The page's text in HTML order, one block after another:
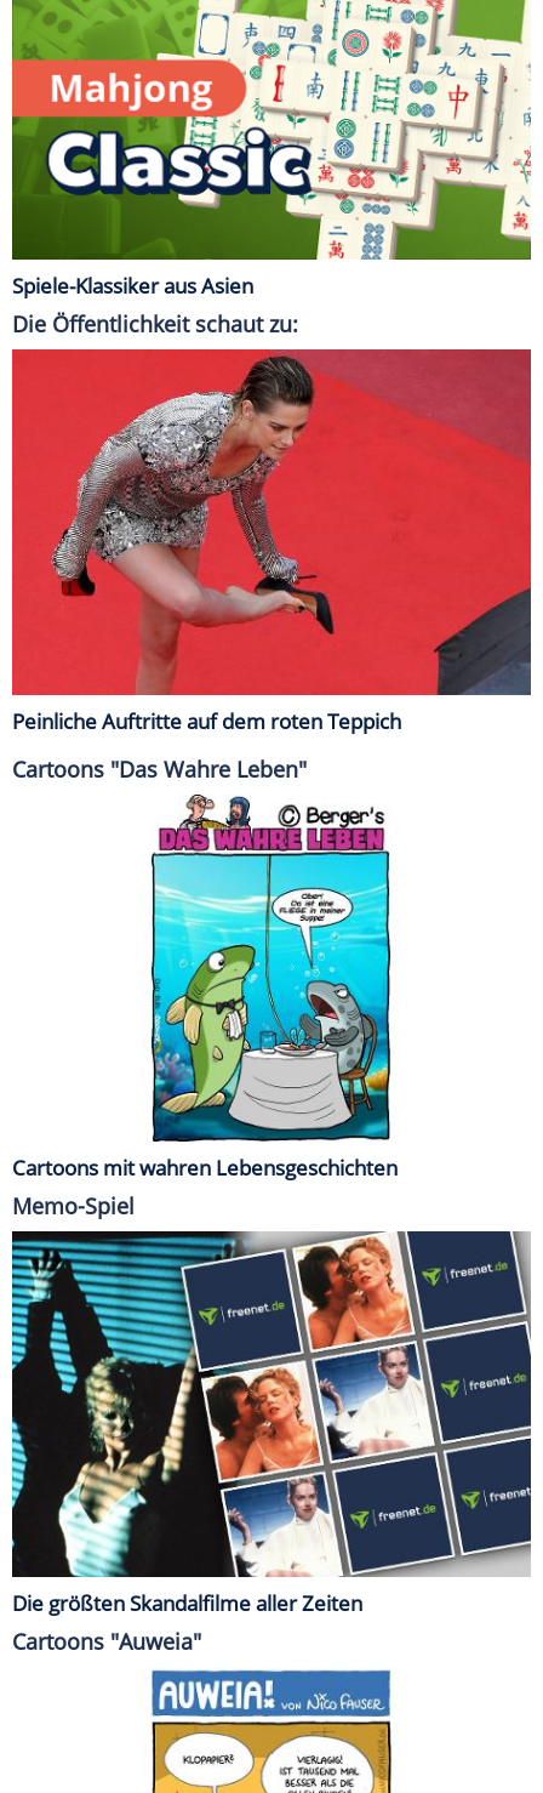
Spiele-Klassiker aus Asien
Die Öffentlichkeit schaut zu:
Peinliche Auftritte auf dem roten Teppich
Cartoons "Das Wahre Leben"
Cartoons mit wahren Lebensgeschichten
Memo-Spiel
Die größten Skandalfilme aller Zeiten
Cartoons "Auweia"